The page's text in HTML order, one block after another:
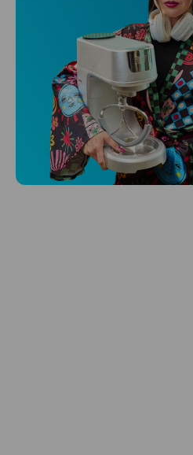
Niceboy ONE Ultra
Hlídá ti zdraví, spánek i
tomu platí.